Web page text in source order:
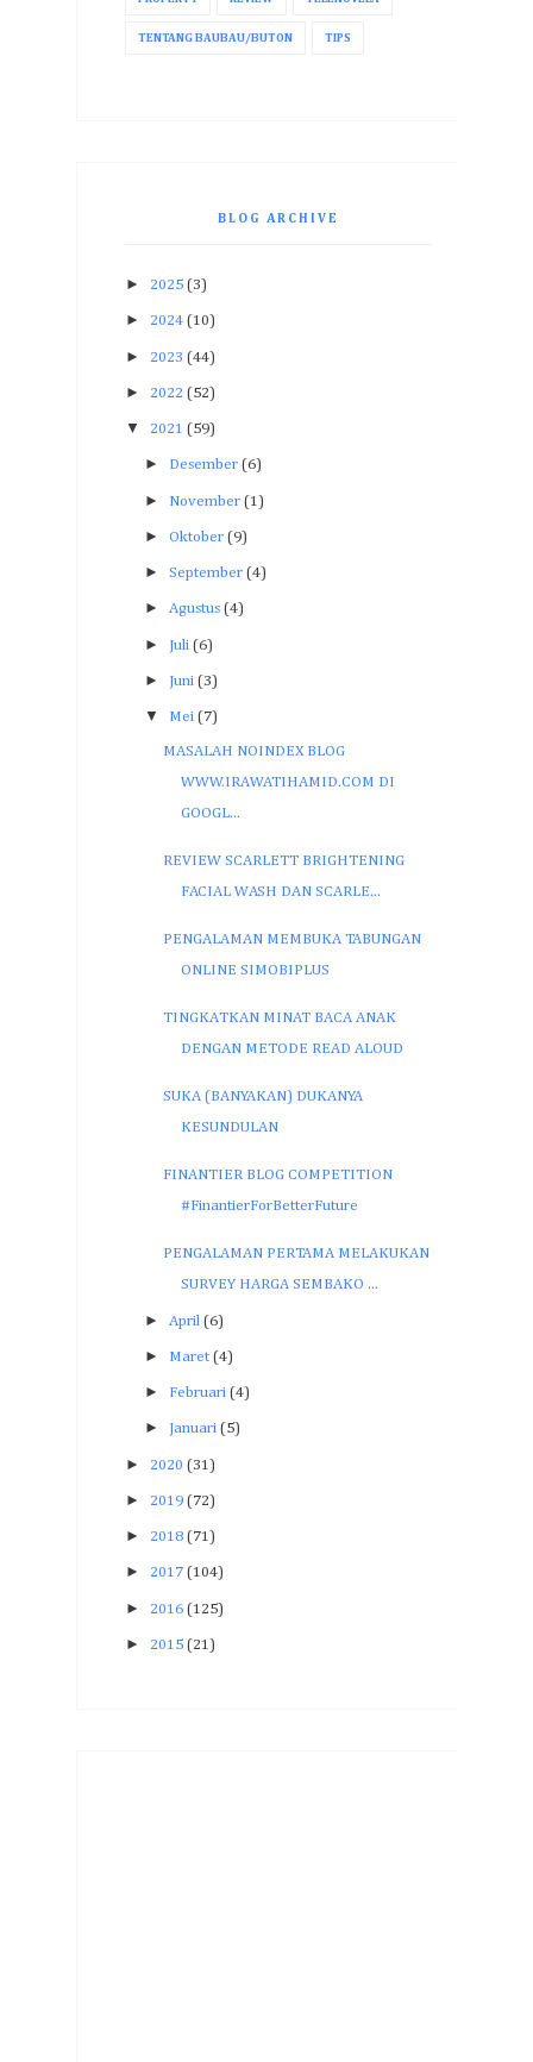
TENTANG BAUBAU/BUTON TIPS
BLOG ARCHIVE
► 2025 (3)
► 2024 (10)
► 2023 (44)
► 2022 (52)
▼ 2021 (59)
► Desember (6)
► November (1)
► Oktober (9)
► September (4)
► Agustus (4)
► Juli (6)
► Juni (3)
▼ Mei (7)
MASALAH NOINDEX BLOG
WWW.IRAWATIHAMID.COM DI
GOOGL...
REVIEW SCARLETT BRIGHTENING
FACIAL WASH DAN SCARLE...
PENGALAMAN MEMBUKA TABUNGAN
ONLINE SIMOBIPLUS
TINGKATKAN MINAT BACA ANAK
DENGAN METODE READ ALOUD
SUKA (BANYAKAN) DUKANYA
KESUNDULAN
FINANTIER BLOG COMPETITION
#FinantierForBetterFuture
PENGALAMAN PERTAMA MELAKUKAN
SURVEY HARGA SEMBAKO ...
► April (6)
► Maret (4)
► Februari (4)
► Januari (5)
► 2020 (31)
► 2019 (72)
► 2018 (71)
► 2017 (104)
► 2016 (125)
► 2015 (21)